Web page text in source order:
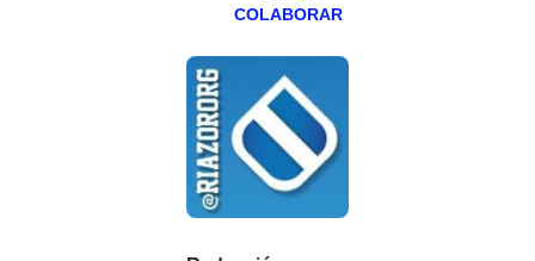
COLABORAR